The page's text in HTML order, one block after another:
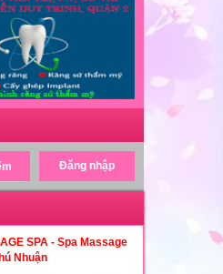
Đăng nhập
SPA - Spa Massage
Nhuận